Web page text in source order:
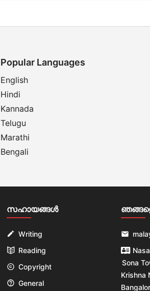
Popular Languages
English
Hindi
Kannada
Telugu
Marathi
Bengali
സഹായങ്ങൾ
 Writing
 Reading
 Copyright
 General


Sona
Krishna